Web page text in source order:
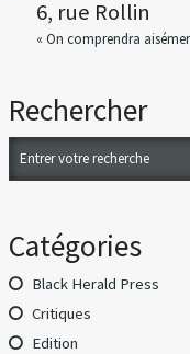
6, rue Rollin
« On comprendra
Rechercher
Catégories
Black Herald Press
Critiques
Edition